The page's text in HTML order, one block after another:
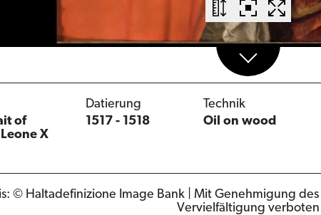
of
X
Datierung
1517 - 1518
Technik
Oil on wood
© Haltadefinizione Image Bank | Mit Genehmigung des
Vervielfältigung verboten